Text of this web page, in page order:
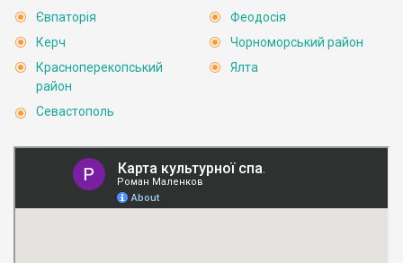
Євпаторія
Керч
Красноперекопський
район
Севастополь
Феодосія
Чорноморський район
Ялта